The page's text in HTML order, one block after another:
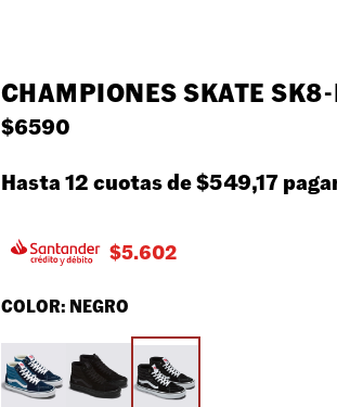
CHAMPIONES SKATE
$6590
Hasta 12 cuotas de$549,17
$5.602
COLOR: NEGRO